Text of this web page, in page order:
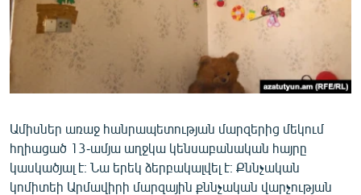
ՍՊՈՐՏ
ՄԵԿՆԱԲԱՆՈՒԹՅՈՒՆ
ՏՏ ԵՒ ԻՆՏԵՐՆԵՏ
ԱՐԽԻՎ
ՏԵՍԱՆՅՈՒԹԵՐ
ԲԱՆԱՎԵՃ
Ամիսներ առաջ հանրապետության մարզերից մեկում
հղիացած 13-ամյա աղջկա կենսաբանական հայրը
կասկածյալ է։ Նա երեկ ձերբակալվել է։ Քննչական
կոմիտեի Արմավիրի մարզային քննչական վարչության